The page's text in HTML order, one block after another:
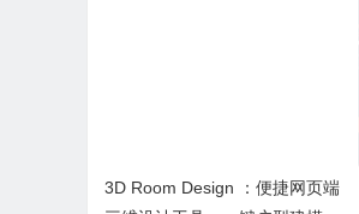
3D Room Design ：便捷网页端